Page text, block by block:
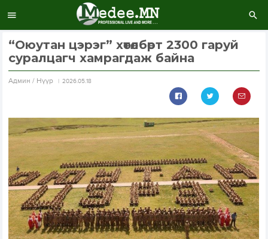
“Оюутан цэрэг” хөтөлбөрт 2300 гаруй
суралцагч хамрагдаж байна
Aдмин / Нүүр 2026.05.18